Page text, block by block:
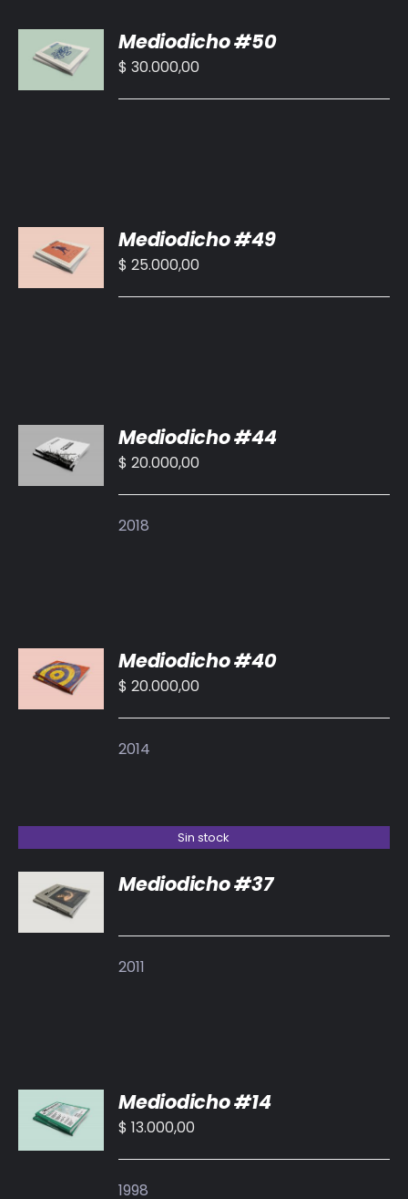
AL
CARRITO
/
Mediodicho #50
$ 30.000,00
AL
CARRITO
/
Mediodicho #49
$ 25.000,00
AL
CARRITO
/
Mediodicho #44
$ 20.000,00
2018
AL
CARRITO
/
Mediodicho #40
$ 20.000,00
2014
Sin stock
DETALLES
Mediodicho #37
2011
AL
CARRITO
/
Mediodicho #14
$ 13.000,00
1998